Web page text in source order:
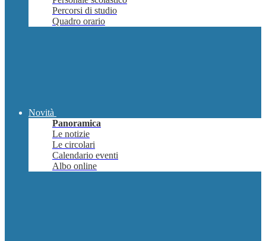
Percorsi di studio
Quadro orario
Novità
Panoramica
Le notizie
Le circolari
Calendario eventi
Albo online